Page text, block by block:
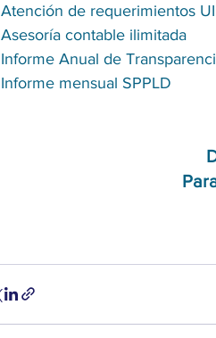
Atención de requerimientos
Asesoría contable ilimitada
Informe Anual de
Informe mensual SPPLD